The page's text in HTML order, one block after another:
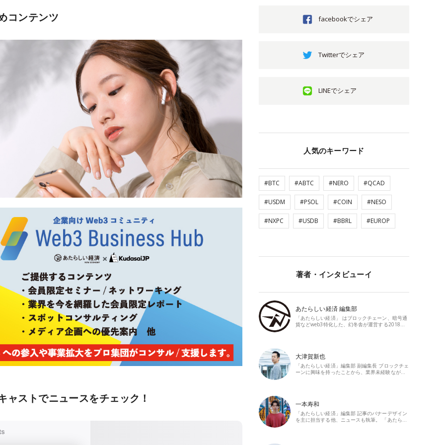
コンテンツ
ャストでニュースをチェック！
facebookでシェア
Twitterでシェア
LINEでシェア
人気のキーワード
#BTC #ABTC #NERO #QCAD
#USDM #PSOL #COIN #NESO
#NXPC #USDB #BBRL #EUROP
著者・インタビューイ
あたらしい経済 編集部
「あたらしい経済」 はブロックチェーン、暗号通
貨などweb3特化した、幻冬舎が運営する2018…
大津賀新也
「あたらしい経済」編集部 副編集長 ブロックチェ
ーンに興味を持ったことから、業界未経験なが…
一本寿和
「あたらしい経済」編集部 記事のバナーデザイン
を主に担当する他、ニュースも執筆。 「あたら…